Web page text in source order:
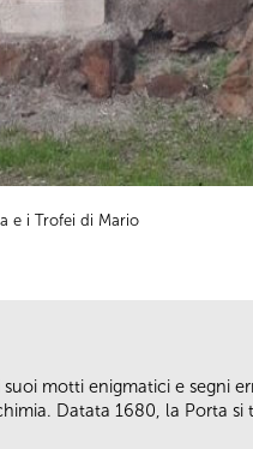
e i Trofei di Mario
motti enigmatici e segni
Datata 1680, la Porta si